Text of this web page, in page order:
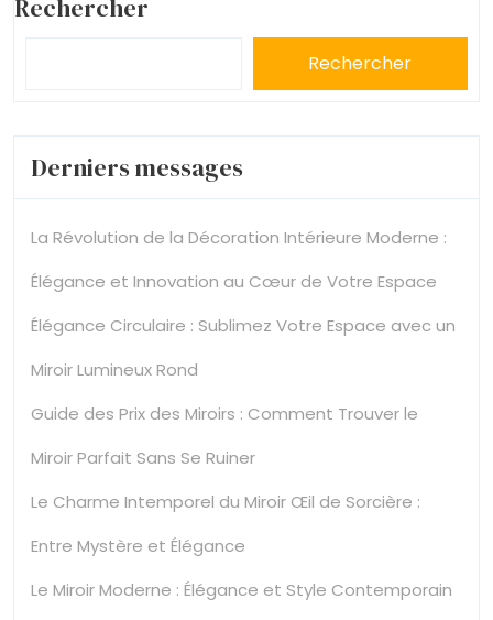
Rechercher
Rechercher
Derniers messages
La Révolution de la Décoration Intérieure Moderne :
Élégance et Innovation au Cœur de Votre Espace
Élégance Circulaire : Sublimez Votre Espace avec un
Miroir Lumineux Rond
Guide des Prix des Miroirs : Comment Trouver le
Miroir Parfait Sans Se Ruiner
Le Charme Intemporel du Miroir Œil de Sorcière :
Entre Mystère et Élégance
Le Miroir Moderne : Élégance et Style Contemporain